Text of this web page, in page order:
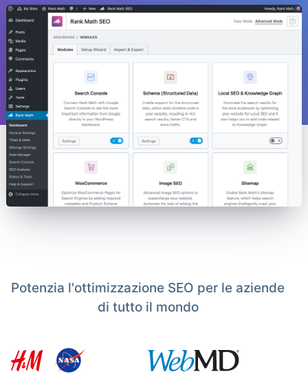
Potenzia l'ottimizzazione SEO per le aziende
di tutto il mondo